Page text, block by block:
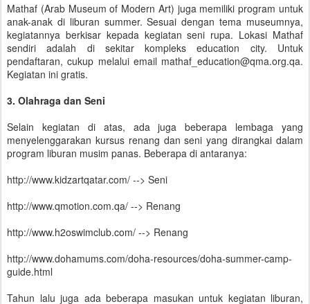
Mathaf (Arab Museum of Modern Art) juga memiliki program untuk
anak-anak di liburan summer. Sesuai dengan tema museumnya,
kegiatannya berkisar kepada kegiatan seni rupa. Lokasi Mathaf
sendiri adalah di sekitar kompleks education city. Untuk
pendaftaran, cukup melalui email mathaf_education@qma.org.qa.
Kegiatan ini gratis.
3. Olahraga dan Seni
Selain kegiatan di atas, ada juga beberapa lembaga yang
menyelenggarakan kursus renang dan seni yang dirangkai dalam
program liburan musim panas. Beberapa di antaranya:
http://www.kidzartqatar.com/ --> Seni
http://www.qmotion.com.qa/ --> Renang
http://www.h2oswimclub.com/ --> Renang
http://www.dohamums.com/doha-resources/doha-summer-camp-
guide.html
Tahun lalu juga ada beberapa masukan untuk kegiatan liburan,